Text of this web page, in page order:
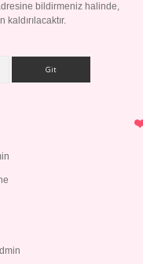
bildirmeniz halinde,